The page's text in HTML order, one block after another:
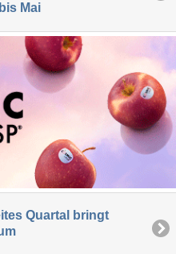
Mai
Quartal bringt